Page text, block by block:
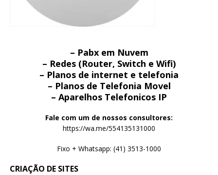
– Pabx em Nuvem
– Redes (Router, Switch e Wifi)
– Planos de internet e telefonia
– Planos de Telefonia Movel
– Aparelhos Telefonicos IP
Fale com um de nossos consultores:
https://wa.me/554135131000
Fixo + Whatsapp: (41) 3513-1000
CRIAÇÃO DE SITES